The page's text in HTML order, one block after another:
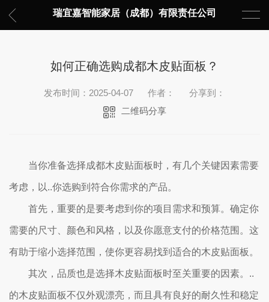
瑞宜嘉智能家居（成都）有限责任公司
如何正确选购成都木皮贴面板？
发布时间：2025-04-07 作者：
分享到：
二维码分享
当你准备选择成都木皮贴面板时，有几个关键因素需要
考虑，以..你选购到符合你需求的产品。
首先，重要的是要考虑到你的项目需求和预算。确定你
需要的尺寸、颜色和风格，以及你愿意支付的价格范围。这
有助于缩小选择范围，使你更容易找到适合的木皮贴面板。
其次，品质也是选择木皮贴面板时至关重要的因素。..
的木皮贴面板不仅外观漂亮，而且具有良好的耐久性和稳定